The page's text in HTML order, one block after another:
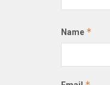
Name *